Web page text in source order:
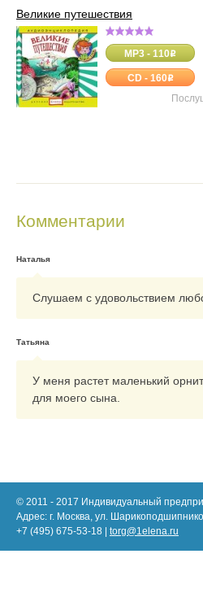
Великие путешествия
MP3 - 110o
CD - 160o
Комментарии
Наталья
Слушаем с удовольствием
Татьяна
У меня растет маленький
для моего сына.
© 2011 - 2017 Индивидуальный
Адрес: г. Москва, ул.
+7 (495) 675-53-18 | torg@1elena.ru